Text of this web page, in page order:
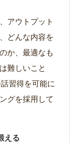
アウトプット
どんな内容を
か、最適なも
難しいこと
習得を可能に
グを採用して
える